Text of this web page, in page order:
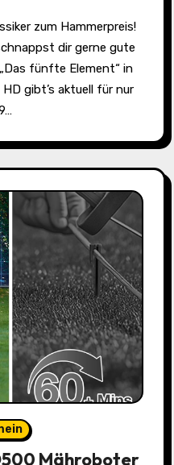
dir gerne gute
fünfte Element“ in
gibt’s aktuell für nur
Mähroboter